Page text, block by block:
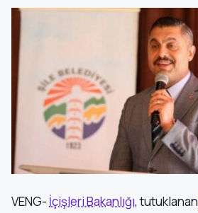
VENG- İçişleri Bakanlığı, tutuklanan